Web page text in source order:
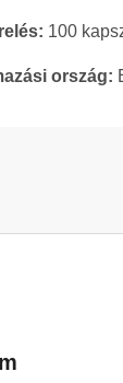
100
ország: